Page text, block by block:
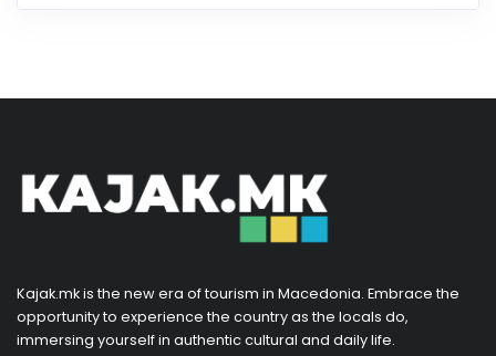
Kajak.mk is the new era of tourism in Macedonia. Embrace the
opportunity to experience the country as the locals do,
immersing yourself in authentic cultural and daily life.